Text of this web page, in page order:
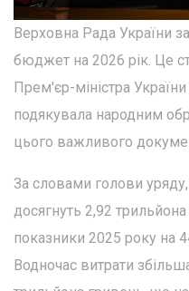
Верховна Рада України
бюджет на 2026 рік. Це
Прем'єр-міністра
подякувала народним
цього важливого
За словами голови
досягнуть 2,92
показники 2025 року на
Водночас витрати